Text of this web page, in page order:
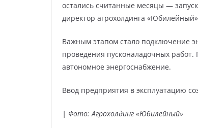
остались считанные месяцы —
директор агрохолдинга
Важным этапом стало подключение
проведения пусконаладочных
автономное энергоснабжение.
Ввод предприятия в эксплуатацию
| Фото: Агрохолдинг «Юбилейный»